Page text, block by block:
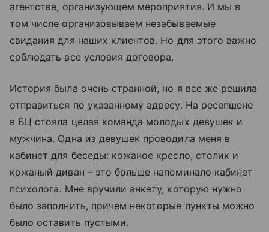
агентстве, организующем мероприятия. И мы в
том числе организовываем незабываемые
свидания для наших клиентов. Но для этого важно
соблюдать все условия договора.
История была очень странной, но я все же решила
отправиться по указанному адресу. На ресепшене
в БЦ стояла целая команда молодых девушек и
мужчина. Одна из девушек проводила меня в
кабинет для беседы: кожаное кресло, столик и
кожаный диван – это больше напоминало кабинет
психолога. Мне вручили анкету, которую нужно
было заполнить, причем некоторые пункты можно
было оставить пустыми.